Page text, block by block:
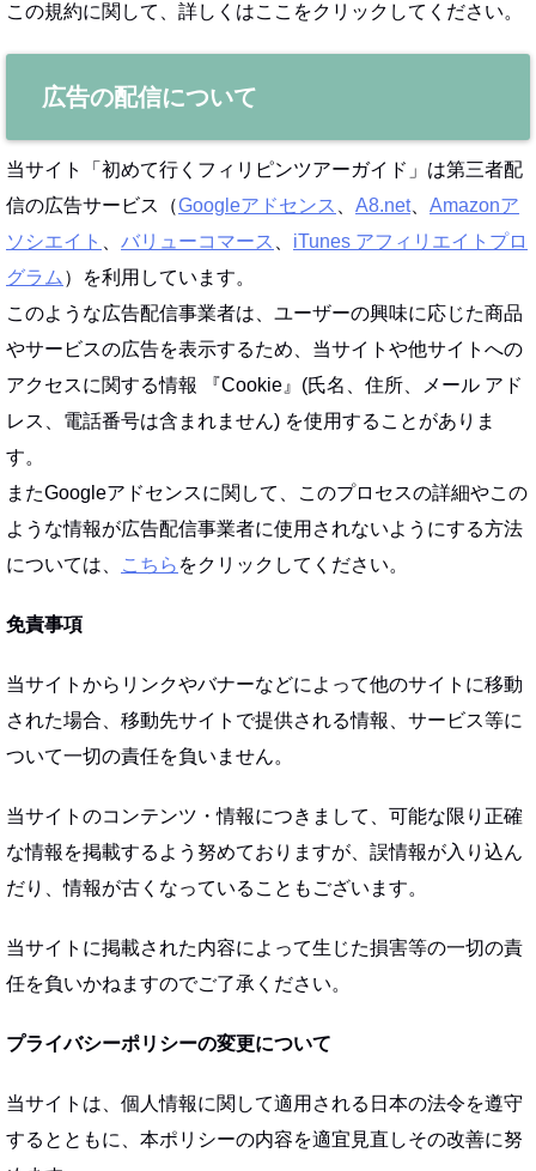
この規約に関して、詳しくはここをクリックしてください。
広告の配信について
当サイト「初めて行くフィリピンツアーガイド」は第三者配
信の広告サービス（Googleアドセンス A8.net、 Amazonア
ソシエイト
バリューコマース
iTunes アフィリエイトプロ
グラム ）を利用しています。
このような広告配信事業者は、ユーザーの興味に応じた商品
やサービスの広告を表示するため、当サイトや他サイトへの
アクセスに関する情報 『Cookie』(氏名、住所、メール アド
レス、電話番号は含まれません) を使用することがありま
す。
またGoogleアドセンスに関して、このプロセスの詳細やこの
ような情報が広告配信事業者に使用されないようにする方法
については、
こちら をクリックしてください。
免責事項
当サイトからリンクやバナーなどによって他のサイトに移動
された場合、移動先サイトで提供される情報、サービス等に
ついて一切の責任を負いません。
当サイトのコンテンツ・情報につきまして、可能な限り正確
な情報を掲載するよう努めておりますが、誤情報が入り込ん
だり、情報が古くなっていることもございます。
当サイトに掲載された内容によって生じた損害等の一切の責
任を負いかねますのでご了承ください。
プライバシーポリシーの変更について
当サイトは、個人情報に関して適用される日本の法令を遵守
するとともに、本ポリシーの内容を適宜見直しその改善に努